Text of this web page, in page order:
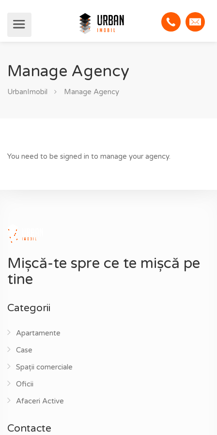
Manage Agency
UrbanImobil Manage Agency
You need to be signed in to manage your agency.
Mișcă-te spre ce te mișcă pe
tine
Categorii
Apartamente
Case
Spații comerciale
Oficii
Afaceri Active
Contacte